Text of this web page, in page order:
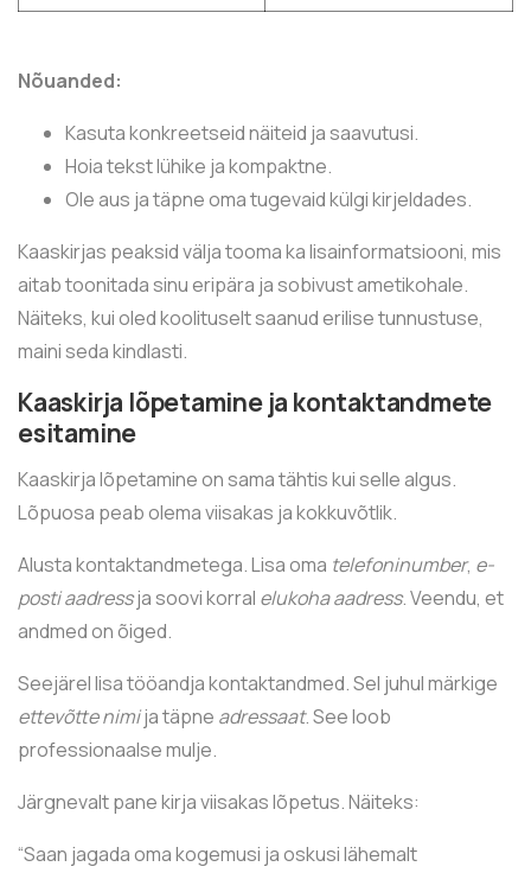
Nõuanded:
Kasuta konkreetseid näiteid ja saavutusi.
Hoia tekst lühike ja kompaktne.
Ole aus ja täpne oma tugevaid külgi kirjeldades.
Kaaskirjas peaksid välja tooma ka lisainformatsiooni, mis
aitab toonitada sinu eripära ja sobivust ametikohale.
Näiteks, kui oled koolituselt saanud erilise tunnustuse,
maini seda kindlasti.
Kaaskirja lõpetamine ja kontaktandmete
esitamine
Kaaskirja lõpetamine on sama tähtis kui selle algus.
Lõpuosa peab olema viisakas ja kokkuvõtlik.
Alusta kontaktandmetega. Lisa oma telefoninumber, e-
posti aadressja soovi korral elukoha aadress. Veendu, et
andmed on õiged.
Seejärel lisa tööandja kontaktandmed. Sel juhul märkige
ettevõtte nimija täpne adressaat. See loob
professionaalse mulje.
Järgnevalt pane kirja viisakas lõpetus. Näiteks:
“Saan jagada oma kogemusi ja oskusi lähemalt